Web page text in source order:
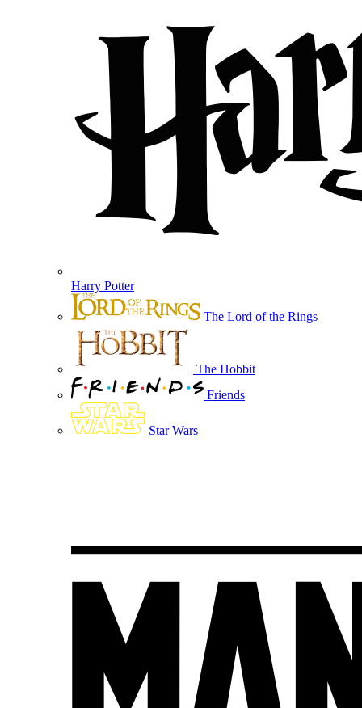
Harry Potter
The Lord of the Rings
The Hobbit
Friends
Star Wars